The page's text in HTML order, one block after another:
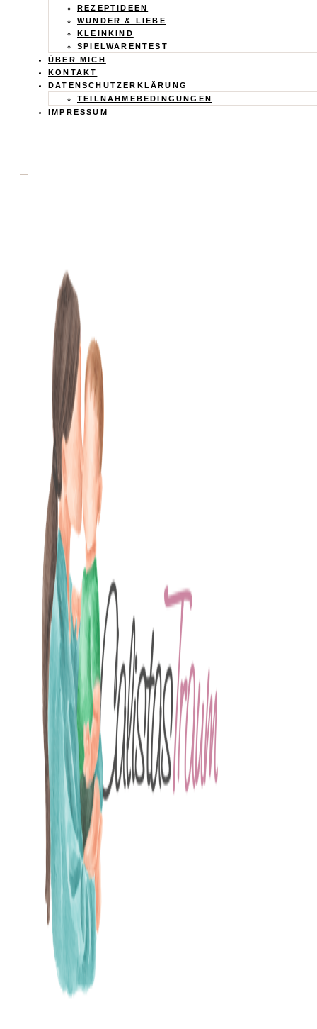
REZEPTIDEEN
WUNDER & LIEBE
KLEINKIND
SPIELWARENTEST
ÜBER MICH
KONTAKT
DATENSCHUTZERKLÄRUNG
TEILNAHMEBEDINGUNGEN
IMPRESSUM